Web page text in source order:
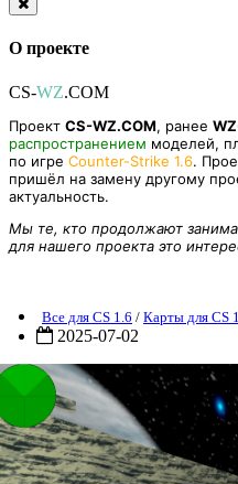
О проекте
CS-WZ.COM
Проект CS-WZ.COM, ранее
распространением моделей,
по игре Counter-Strike 1.6.
пришёл на замену другому
актуальность.
Мы те, кто продолжают
для нашего проекта это
Все для CS 1.6 / Карты для CS
2025-07-02